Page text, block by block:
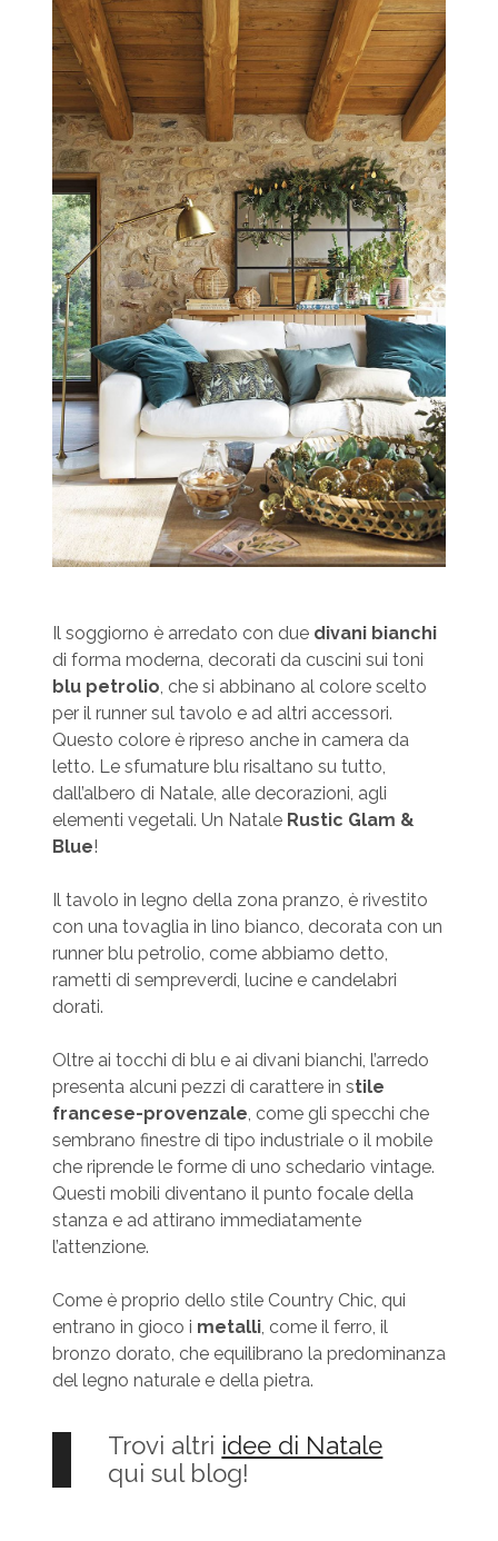
Il soggiorno è arredato con due divani bianchi
di forma moderna, decorati da cuscini sui toni
blu petrolio, che si abbinano al colore scelto
per il runner sul tavolo e ad altri accessori.
Questo colore è ripreso anche in camera da
letto. Le sfumature blu risaltano su tutto,
dall’albero di Natale, alle decorazioni, agli
elementi vegetali. Un Natale Rustic Glam &
Blue!
Il tavolo in legno della zona pranzo, è rivestito
con una tovaglia in lino bianco, decorata con un
runner blu petrolio, come abbiamo detto,
rametti di sempreverdi, lucine e candelabri
dorati.
Oltre ai tocchi di blu e ai divani bianchi, l’arredo
presenta alcuni pezzi di carattere in stile
francese-provenzale, come gli specchi che
sembrano finestre di tipo industriale o il mobile
che riprende le forme di uno schedario vintage.
Questi mobili diventano il punto focale della
stanza e ad attirano immediatamente
l’attenzione.
Come è proprio dello stile Country Chic, qui
entrano in gioco i metalli, come il ferro, il
bronzo dorato, che equilibrano la predominanza
del legno naturale e della pietra.
Trovi altri idee di Natale
qui sul blog!